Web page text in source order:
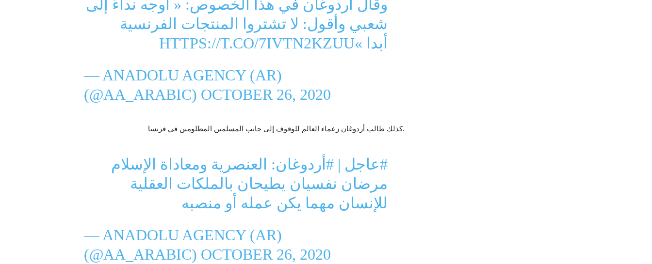
وقال أردوغان في هذا الخصوص: « أوجه نداءً إلى
شعبي وأقول: لا تشتروا المنتجات الفرنسية
أبدا »HTTPS://T.CO/7IVTN2KZUU
— ANADOLU AGENCY (AR)
(@AA_ARABIC) OCTOBER 26, 2020
كذلك طالب أردوغان زعماء العالم للوقوف إلى جانب المسلمين المظلومين في فرنسا.
#عاجل | #أردوغان: العنصرية ومعاداة الإسلام
مرضان نفسيان يطيحان بالملكات العقلية
للإنسان مهما يكن عمله أو منصبه
— ANADOLU AGENCY (AR)
(@AA_ARABIC) OCTOBER 26, 2020